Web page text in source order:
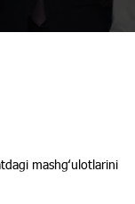
mashgʻulotlarini